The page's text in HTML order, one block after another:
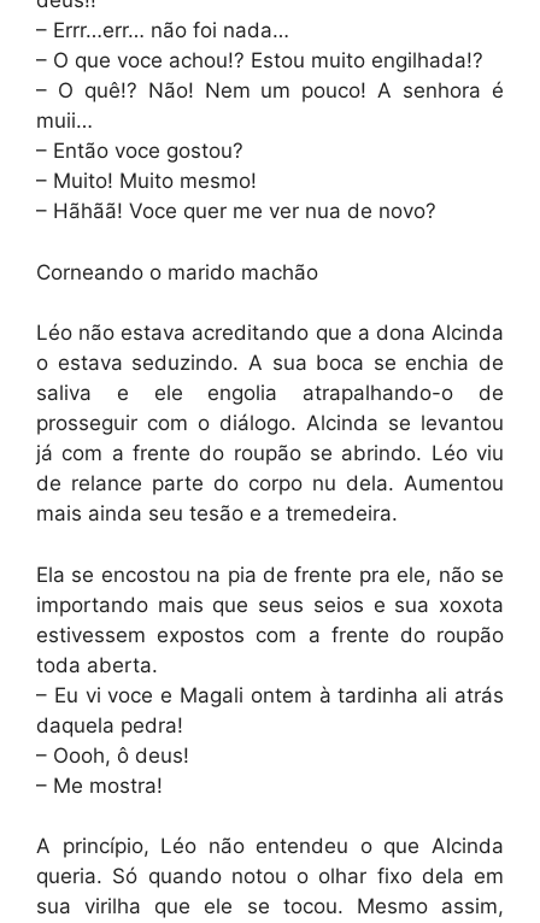
– Errr…err… não foi nada…
– O que voce achou!? Estou muito engilhada!?
– O quê!? Não! Nem um pouco! A senhora é
muii…
– Então voce gostou?
– Muito! Muito mesmo!
– Hãhãã! Voce quer me ver nua de novo?
Corneando o marido machão
Léo não estava acreditando que a dona Alcinda
o estava seduzindo. A sua boca se enchia de
saliva e ele engolia atrapalhando-o de
prosseguir com o diálogo. Alcinda se levantou
já com a frente do roupão se abrindo. Léo viu
de relance parte do corpo nu dela. Aumentou
mais ainda seu tesão e a tremedeira.
Ela se encostou na pia de frente pra ele, não se
importando mais que seus seios e sua xoxota
estivessem expostos com a frente do roupão
toda aberta.
– Eu vi voce e Magali ontem à tardinha ali atrás
daquela pedra!
– Oooh, ô deus!
– Me mostra!
A princípio, Léo não entendeu o que Alcinda
queria. Só quando notou o olhar fixo dela em
sua virilha que ele se tocou. Mesmo assim,